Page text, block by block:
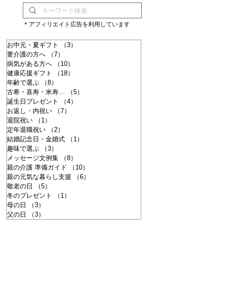
＊アフィリエイト広告を利用しています
お中元・夏ギフト （3）
要介護の方へ
（7）
病気がある方へ
（10）
健康応援ギフト
（18）
年齢で選ぶ
（8）
古希・喜寿・米寿…
（5）
誕生日プレゼント
（4）
お返し・内祝い
（7）
退院祝い
（1）
定年退職祝い
（2）
結婚記念日・金婚式
（1）
趣味で選ぶ
（3）
メッセージ文例集
（8）
親の介護 準備ガイド
（10）
親の元気な暮らし支援
（6）
敬老の日
（5）
冬のプレゼント
（1）
母の日
（3）
父の日
（3）